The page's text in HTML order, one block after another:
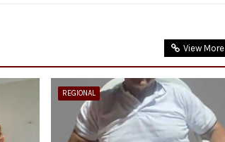
View More
REGIONAL